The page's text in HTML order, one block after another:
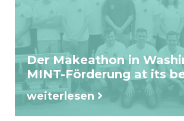
Der Makeathon in
MINT-Förderung at its
weiterlesen